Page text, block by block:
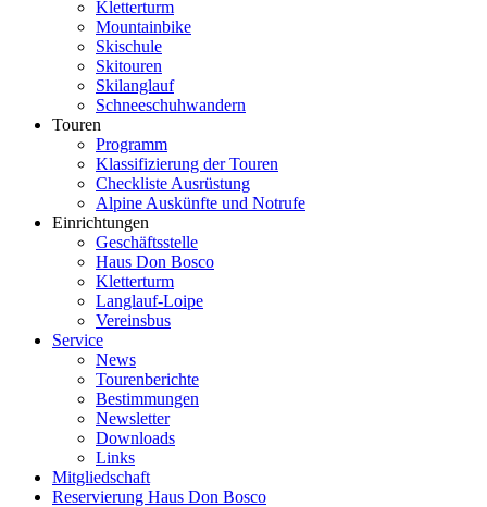
Kletterturm
Mountainbike
Skischule
Skitouren
Skilanglauf
Schneeschuhwandern
Touren
Programm
Klassifizierung der Touren
Checkliste Ausrüstung
Alpine Auskünfte und Notrufe
Einrichtungen
Geschäftsstelle
Haus Don Bosco
Kletterturm
Langlauf-Loipe
Vereinsbus
Service
News
Tourenberichte
Bestimmungen
Newsletter
Downloads
Links
Mitgliedschaft
Reservierung Haus Don Bosco